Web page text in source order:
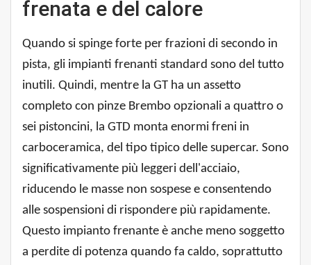
frenata e del calore
Quando si spinge forte per frazioni di secondo in
pista, gli impianti frenanti standard sono del tutto
inutili. Quindi, mentre la GT ha un assetto
completo con pinze Brembo opzionali a quattro o
sei pistoncini, la GTD monta enormi freni in
carboceramica, del tipo tipico delle supercar. Sono
significativamente più leggeri dell'acciaio,
riducendo le masse non sospese e consentendo
alle sospensioni di rispondere più rapidamente.
Questo impianto frenante è anche meno soggetto
a perdite di potenza quando fa caldo, soprattutto